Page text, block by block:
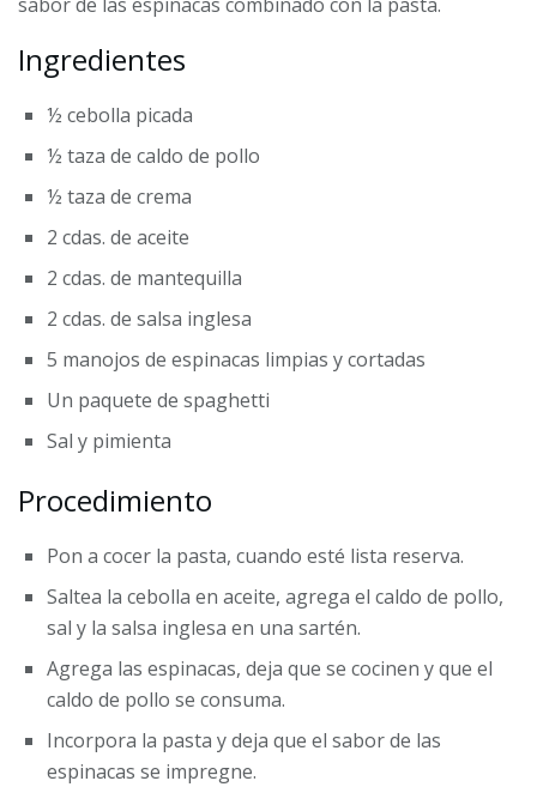
Ingredientes
½ cebolla picada
½ taza de caldo de pollo
½ taza de crema
2 cdas. de aceite
2 cdas. de mantequilla
2 cdas. de salsa inglesa
5 manojos de espinacas limpias y cortadas
Un paquete de spaghetti
Sal y pimienta
Procedimiento
Pon a cocer la pasta, cuando esté lista reserva.
Saltea la cebolla en aceite, agrega el caldo de pollo,
sal y la salsa inglesa en una sartén.
Agrega las espinacas, deja que se cocinen y que el
caldo de pollo se consuma.
Incorpora la pasta y deja que el sabor de las
espinacas se impregne.